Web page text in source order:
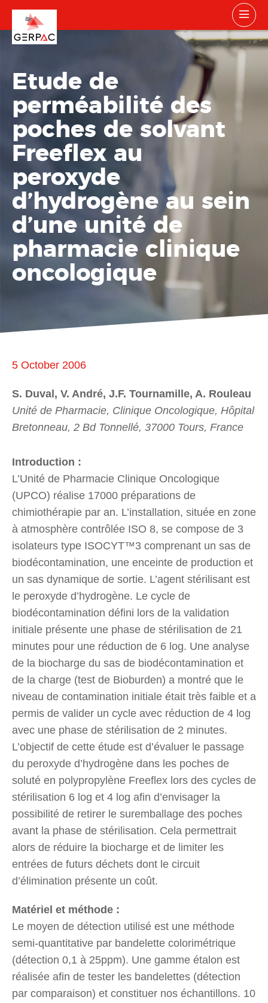
Etude de
perméabilité des
poches de solvant
Freeflex au
peroxyde
d’hydrogène au sein
d’une unité de
pharmacie clinique
oncologique
5 October 2006
S. Duval, V. André, J.F. Tournamille, A. Rouleau
Unité de Pharmacie, Clinique Oncologique, Hôpital
Bretonneau, 2 Bd Tonnellé, 37000 Tours, France
Introduction :
L’Unité de Pharmacie Clinique Oncologique
(UPCO) réalise 17000 préparations de
chimiothérapie par an. L’installation, située en zone
à atmosphère contrôlée ISO 8, se compose de 3
isolateurs type ISOCYT™3 comprenant un sas de
biodécontamination, une enceinte de production et
un sas dynamique de sortie. L’agent stérilisant est
le peroxyde d’hydrogène. Le cycle de
biodécontamination défini lors de la validation
initiale présente une phase de stérilisation de 21
minutes pour une réduction de 6 log. Une analyse
de la biocharge du sas de biodécontamination et
de la charge (test de Bioburden) a montré que le
niveau de contamination initiale était très faible et a
permis de valider un cycle avec réduction de 4 log
avec une phase de stérilisation de 2 minutes.
L’objectif de cette étude est d’évaluer le passage
du peroxyde d’hydrogène dans les poches de
soluté en polypropylène Freeflex lors des cycles de
stérilisation 6 log et 4 log afin d’envisager la
possibilité de retirer le suremballage des poches
avant la phase de stérilisation. Cela permettrait
alors de réduire la biocharge et de limiter les
entrées de futurs déchets dont le circuit
d’élimination présente un coût.
Matériel et méthode :
Le moyen de détection utilisé est une méthode
semi-quantitative par bandelette colorimétrique
(détection 0,1 à 25ppm). Une gamme étalon est
réalisée afin de tester les bandelettes (détection
par comparaison) et constituer nos échantillons. 10